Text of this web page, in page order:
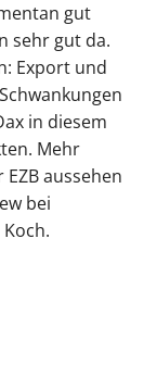
gut
sehr gut da.
Export und
in diesem
Mehr
aussehen
bei